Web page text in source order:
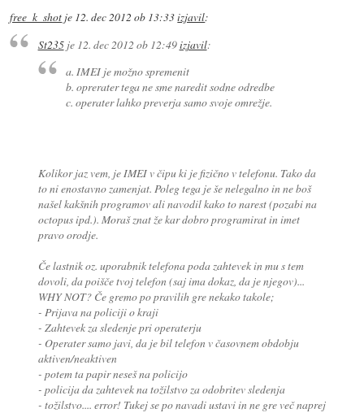
free_k_shot je 12. dec 2012 ob 13:33izjavil:
St235je 12. dec 2012 ob 12:49izjavil:
a. IMEI je možno spremenit
b. oprerater tega ne sme naredit sodne odredbe
c. operater lahko preverja samo svoje omrežje.
Kolikor jaz vem, je IMEI v čipu ki je fizično v telefonu. Tako da
to ni enostavno zamenjat. Poleg tega je še nelegalno in ne boš
našel kakšnih programov ali navodil kako to narest (pozabi na
octopus ipd.). Moraš znat že kar dobro programirat in imet
pravo orodje.
Če lastnik oz. uporabnik telefona poda zahtevek in mu s tem
dovoli, da poišče tvoj telefon (saj ima dokaz, da je njegov)...
WHY NOT? Če gremo po pravilih gre nekako takole;
- Prijava na policiji o kraji
- Zahtevek za sledenje pri operaterju
- Operater samo javi, da je bil telefon v časovnem obdobju
aktiven/neaktiven
- potem ta papir neseš na policijo
- policija da zahtevek na tožilstvo za odobritev sledenja
- tožilstvo.... error! Tukej se po navadi ustavi in ne gre več naprej